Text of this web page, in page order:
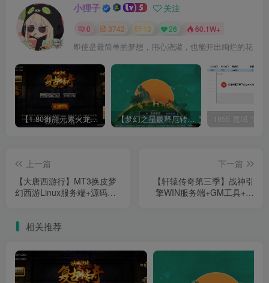
小狸子 关注
0 3742 13 26 60.1W+
即使是最简单的梦想，用心浇灌，也能开出绚烂的花
【1.80御龍元素火龙[摸摸登陆器]】战神引擎WIN服务端+GM工具+充值后台+双端+架设教程 【梦幻之星辰释厄转尊享挂机版】MT3换皮梦幻西游Linux服务端+GM后台+双端+源码+架设教程
上一篇
【大唐西游行】MT3换皮梦
幻西游Linux服务端+源码
下一篇
【轩辕传奇第三季】战神引
擎WIN服务端+GM工具+双
相关推荐